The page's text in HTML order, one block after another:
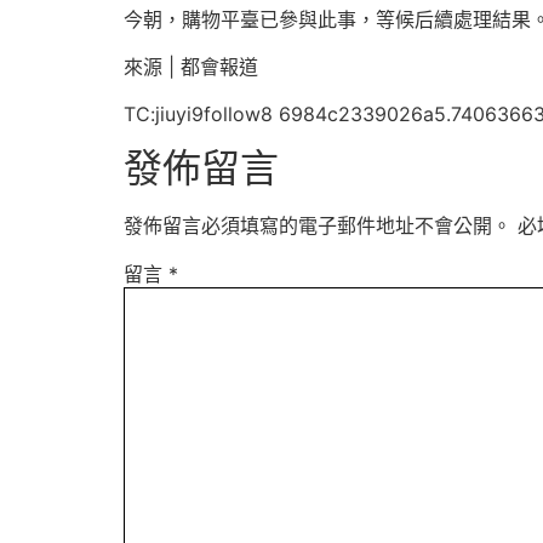
今朝，購物平臺已參與此事，等候后續處理結果。
來源 | 都會報道
TC:jiuyi9follow8 6984c2339026a5.74063663
發佈留言
發佈留言必須填寫的電子郵件地址不會公開。 必
留言 *